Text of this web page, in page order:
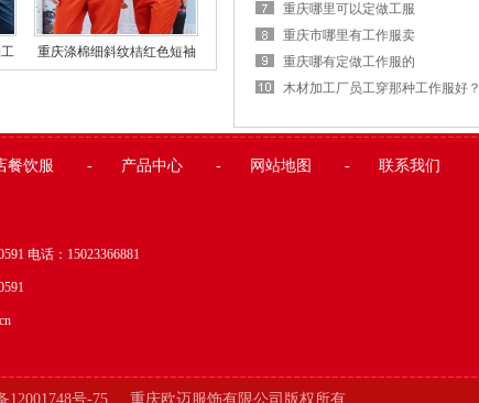
重庆涤棉细斜纹桔红色短袖
反光条工作服
重庆哪里可以定做工服
重庆市哪里有工作服卖
重庆哪有定做工作服的
木材加工厂员工穿那种工作服好？
餐饮服 - 产品中心 - 网站地图 - 联系我们
电话： 15023366881
12001748号-75 重庆欧迈服饰有限公司版权所有